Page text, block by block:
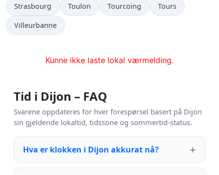
Strasbourg Toulon Tourcoing Tours
Villeurbanne
Kunne ikke laste lokal værmelding.
Tid i Dijon – FAQ
Svarene oppdateres for hver forespørsel basert på Dijon
sin gjeldende lokaltid, tidssone og sommertid-status.
Hva er klokken i Dijon akkurat nå?